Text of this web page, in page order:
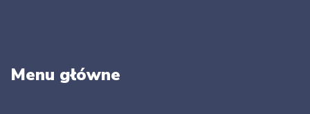
Menu główne